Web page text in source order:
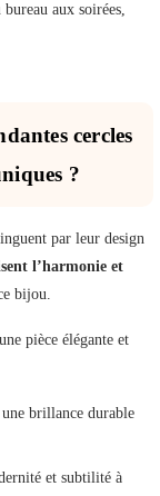
bureau aux soirées,
cercles
?
par leur design
l’harmonie et
bijou.
pièce élégante et
une brillance durable
et subtilité à